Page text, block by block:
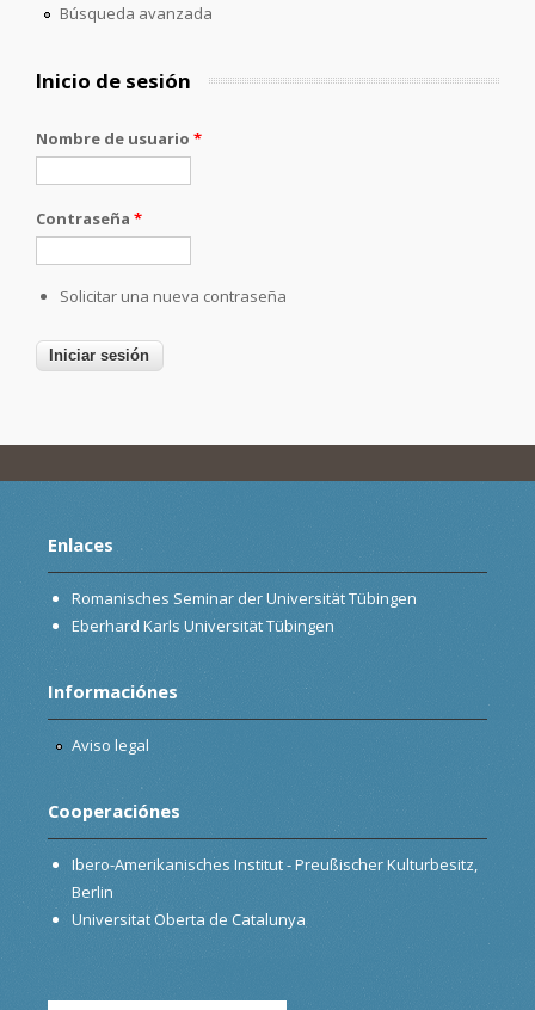
Búsqueda avanzada
Inicio de sesión
Nombre de usuario *
Contraseña *
Solicitar una nueva contraseña
Enlaces
Romanisches Seminar der Universität Tübingen
Eberhard Karls Universität Tübingen
Informaciónes
Aviso legal
Cooperaciónes
Ibero-Amerikanisches Institut - Preußischer Kulturbesitz,
Berlin
Universitat Oberta de Catalunya